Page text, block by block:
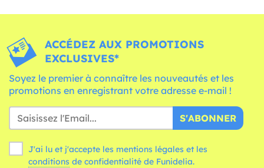
ACCÉDEZ AUX PROMOTIONS
EXCLUSIVES*
Soyez le premier à connaître les nouveautés et les
promotions en enregistrant votre adresse e-mail !
S'ABONNER
J'ai lu et j'accepte les mentions légales et les
conditions de confidentialité de Funidelia.